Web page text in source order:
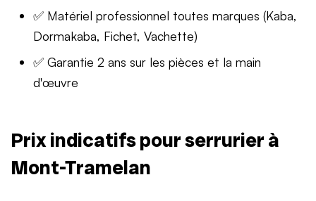
✅ Matériel professionnel toutes marques (Kaba,
Dormakaba, Fichet, Vachette)
✅ Garantie 2 ans sur les pièces et la main
d'œuvre
Prix indicatifs pour serrurier à
Mont-Tramelan